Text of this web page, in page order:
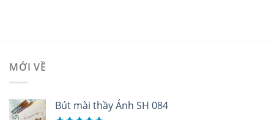
MỚI VỀ
Bút mài thầy Ánh SH 084